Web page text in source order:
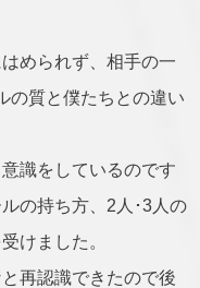
められず、相手の一
の質と僕たちとの違い
識をしているのです
の持ち方、2人･3人の
けました。
再認識できたので後